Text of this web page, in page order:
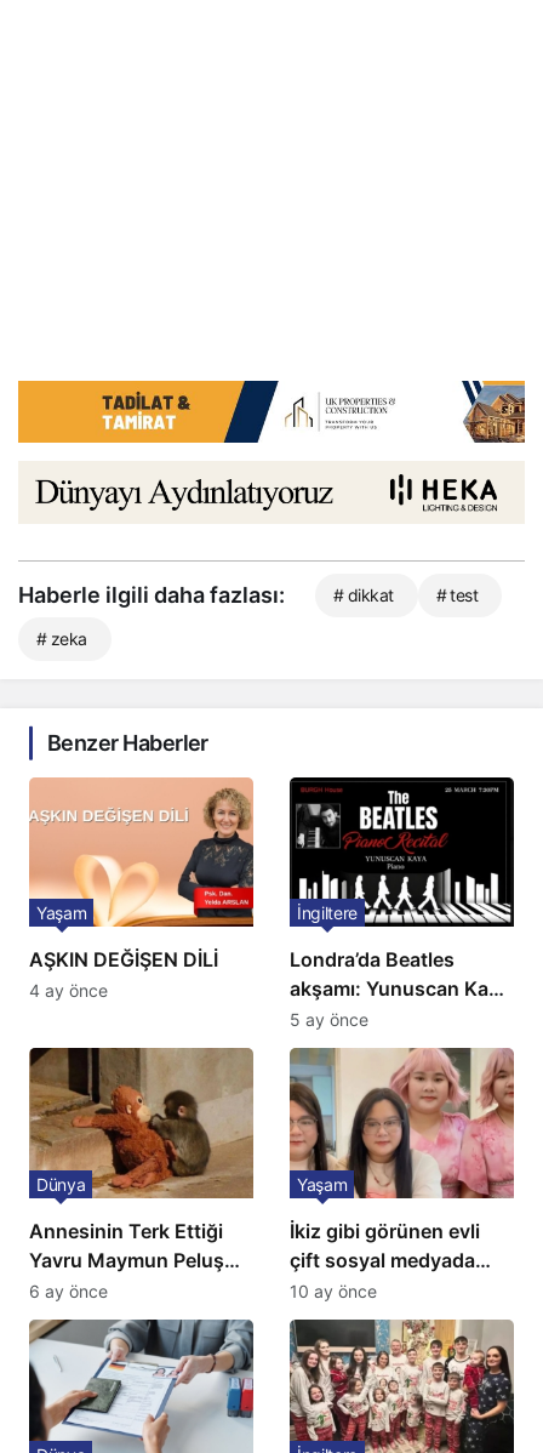
Haberle ilgili daha fazlası: # dikkat # test
# zeka
Benzer Haberler
AŞKIN DEĞİŞEN DİLİ
Yaşam
4 ay önce
Londra’da Beatles
akşamı: Yunuscan Kaya
klasik yorumuyla
sahnede
İngiltere
5 ay önce
Annesinin Terk Ettiği
Yavru Maymun Peluş
Oyuncağını Anne Bildi
Dünya
6 ay önce
İkiz gibi görünen evli
çift sosyal medyada
gündem oldu
Yaşam
10 ay önce